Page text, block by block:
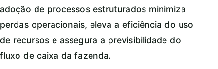
adoção de processos estruturados minimiza
perdas operacionais, eleva a eficiência do uso
de recursos e assegura a previsibilidade do
fluxo de caixa da fazenda.